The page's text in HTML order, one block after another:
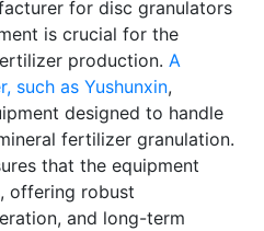
for disc granulators
is crucial for the
production. A
such as Yushunxin,
designed to handle
fertilizer granulation.
that the equipment
offering robust
and long-term